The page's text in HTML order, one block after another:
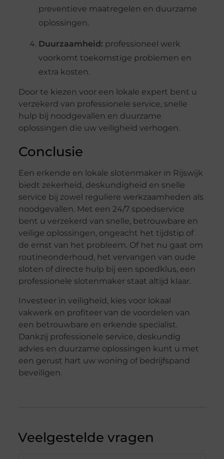
preventieve maatregelen en duurzame
oplossingen.
Duurzaamheid: professioneel werk
voorkomt toekomstige problemen en
extra kosten.
Door te kiezen voor een lokale expert bent u
verzekerd van professionele service, snelle
hulp bij noodgevallen en duurzame
oplossingen die uw veiligheid verhogen.
Conclusie
Een erkende en lokale slotenmaker in Rijswijk
biedt zekerheid, deskundigheid en snelle
service bij zowel reguliere werkzaamheden als
noodgevallen. Met een 24/7 spoedservice
bent u verzekerd van snelle, betrouwbare en
veilige oplossingen, ongeacht het tijdstip of
de ernst van het probleem. Of het nu gaat om
routineonderhoud, het vervangen van oude
sloten of directe hulp bij een spoedklus, een
professionele slotenmaker staat altijd klaar.
Investeer in veiligheid, kies voor lokaal
vakwerk en profiteer van de voordelen van
een betrouwbare en erkende specialist.
Dankzij professionele service, deskundig
advies en duurzame oplossingen kunt u met
een gerust hart uw woning of bedrijfspand
beveiligen.
Veelgestelde vragen